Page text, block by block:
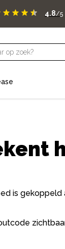
4.8/5
is